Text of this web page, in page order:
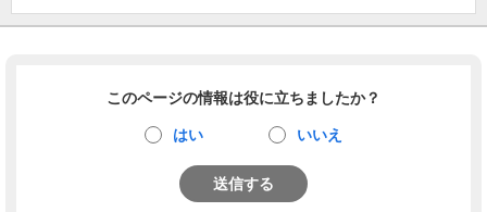
このページの情報は役に立ちましたか？
はい いいえ
送信する